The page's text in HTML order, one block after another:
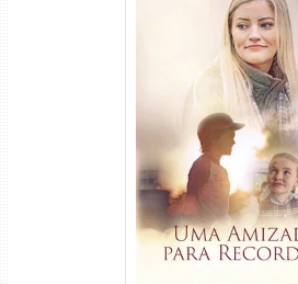
Uma Amizade para
Torrent (2025) WEB-
Dual Áudio